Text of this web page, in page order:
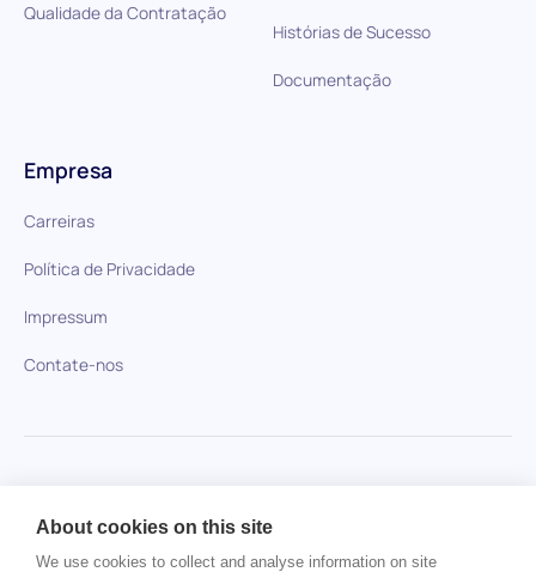
Qualidade da Contratação
Histórias de Sucesso
Documentação
Empresa
Carreiras
Política de Privacidade
Impressum
Contate-nos
Nenhum item encontrado.
About cookies on this site
We use cookies to collect and analyse information on site